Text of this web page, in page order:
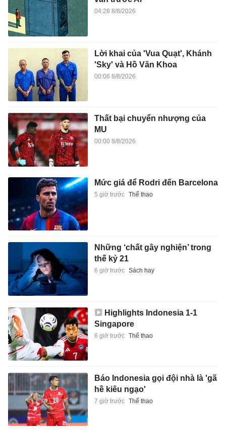
04:28 8/8/2026
Lời khai của 'Vua Quạt', Khánh
'Sky' và Hồ Văn Khoa
00:06 8/8/2026
Thất bại chuyển nhượng của
MU
00:00 8/8/2026
Mức giá để Rodri đến Barcelona
5 giờ trước Thể thao
Những ‘chất gây nghiện’ trong
thế kỷ 21
6 giờ trước Sách hay
Highlights Indonesia 1-1
Singapore
6 giờ trước Thể thao
Báo Indonesia gọi đội nhà là 'gã
hề kiêu ngạo'
7 giờ trước Thể thao